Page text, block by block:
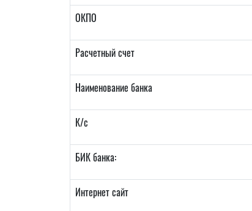
ОКПО
Расчетный счет
Наименование банка
К/с
БИК банка:
Интернет сайт